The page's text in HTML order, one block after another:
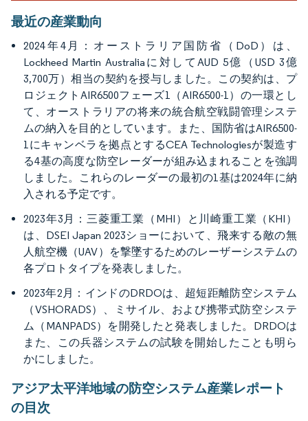
最近の産業動向
2024年4月：オーストラリア国防省（DoD）は、
Lockheed Martin Australiaに対してAUD 5億（USD 3億
3,700万）相当の契約を授与しました。この契約は、プ
ロジェクトAIR6500フェーズ1（AIR6500-1）の一環とし
て、オーストラリアの将来の統合航空戦闘管理システ
ムの納入を目的としています。また、国防省はAIR6500-
1にキャンベラを拠点とするCEA Technologiesが製造す
る4基の高度な防空レーダーが組み込まれることを強調
しました。これらのレーダーの最初の1基は2024年に納
入される予定です。
2023年3月：三菱重工業（MHI）と川崎重工業（KHI）
は、DSEI Japan 2023ショーにおいて、飛来する敵の無
人航空機（UAV）を撃墜するためのレーザーシステムの
各プロトタイプを発表しました。
2023年2月：インドのDRDOは、超短距離防空システム
（VSHORADS）、ミサイル、および携帯式防空システ
ム（MANPADS）を開発したと発表しました。DRDOは
また、この兵器システムの試験を開始したことも明ら
かにしました。
アジア太平洋地域の防空システム産業レポート
の目次